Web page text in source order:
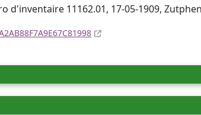
d'inventaire 11162.01, 17-05-1909,